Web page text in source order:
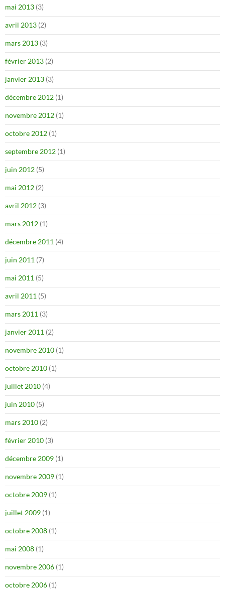
mai 2013 (3)
avril 2013 (2)
mars 2013 (3)
février 2013 (2)
janvier 2013 (3)
décembre 2012 (1)
novembre 2012 (1)
octobre 2012 (1)
septembre 2012 (1)
juin 2012 (5)
mai 2012 (2)
avril 2012 (3)
mars 2012 (1)
décembre 2011 (4)
juin 2011 (7)
mai 2011 (5)
avril 2011 (5)
mars 2011 (3)
janvier 2011 (2)
novembre 2010 (1)
octobre 2010 (1)
juillet 2010 (4)
juin 2010 (5)
mars 2010 (2)
février 2010 (3)
décembre 2009 (1)
novembre 2009 (1)
octobre 2009 (1)
juillet 2009 (1)
octobre 2008 (1)
mai 2008 (1)
novembre 2006 (1)
octobre 2006 (1)